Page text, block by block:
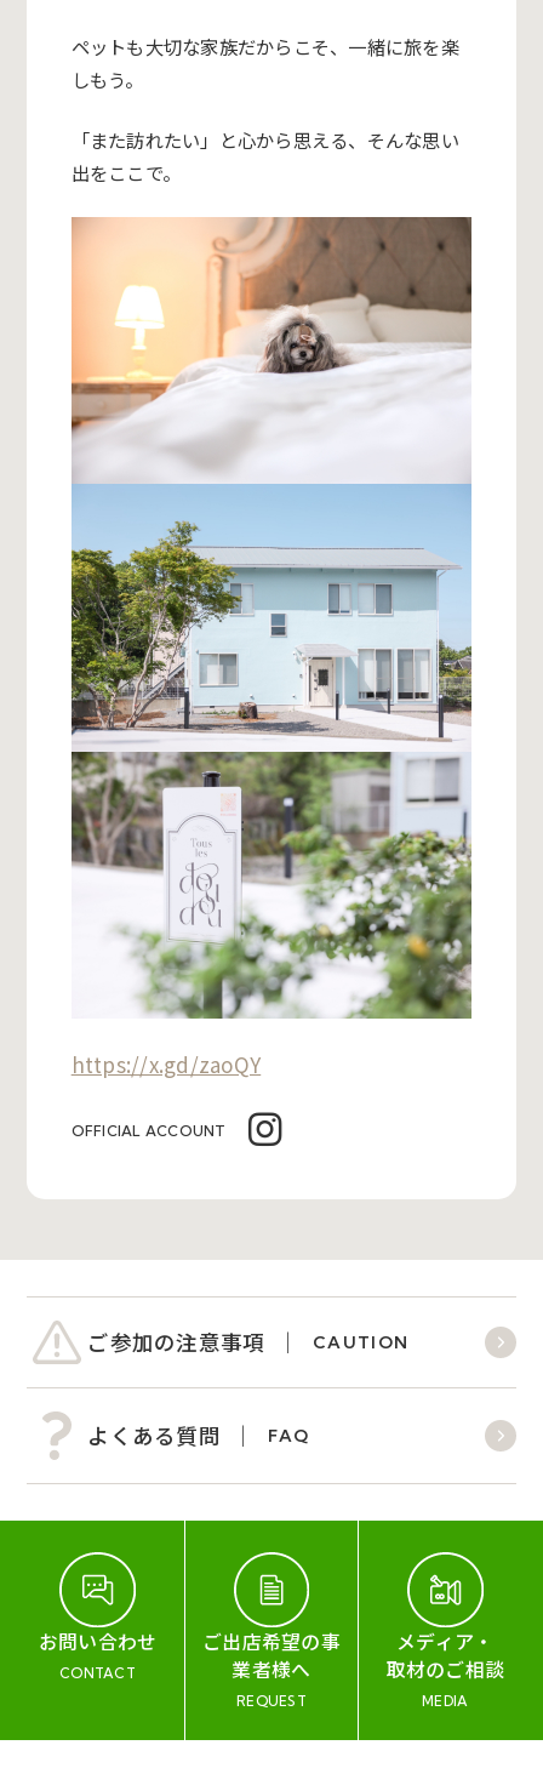
ペットも大切な家族だからこそ、一緒に旅を楽
しもう。
「また訪れたい」と心から思える、 そんな思い
出をここで。
https://x.gd/zaoQY
OFFICIAL ACCOUNT
ご参加の注意事項 CAUTION
よくある質問 FAQ
お問い合わせ
CONTACT
ご出店希望の事
業者様へ
REQUEST
メディア・
取材のご相談
MEDIA